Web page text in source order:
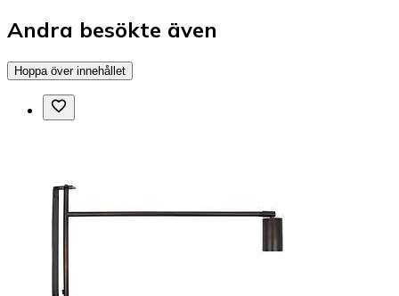
Andra besökte även
Hoppa över innehållet